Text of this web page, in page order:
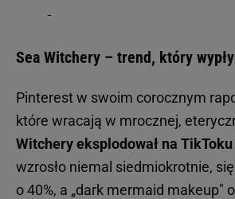
Sea Witchery – trend, który
Pinterest w swoim corocznym
które wracają w mrocznej,
Witchery eksplodował na
wzrosło niemal siedmiokrotnie,
o 40%, a „dark mermaid makeup"